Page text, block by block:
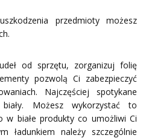
przedmioty możesz
od sprzętu, zorganizuj folię
pozwolą Ci zabezpieczyć
Najczęściej spotykane
Możesz wykorzystać to
w białe produkty co umożliwi Ci
ładunkiem należy szczególnie